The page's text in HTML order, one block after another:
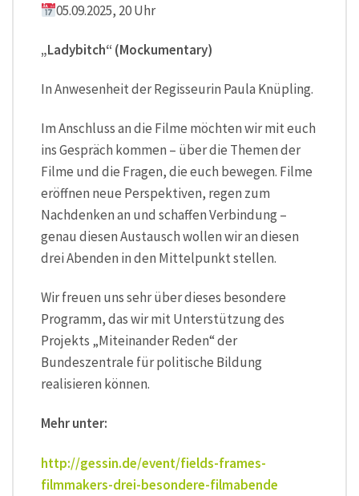
05.09.2025, 20 Uhr
„Ladybitch“ (Mockumentary)
In Anwesenheit der Regisseurin Paula Knüpling.
Im Anschluss an die Filme möchten wir mit euch
ins Gespräch kommen – über die Themen der
Filme und die Fragen, die euch bewegen. Filme
eröffnen neue Perspektiven, regen zum
Nachdenken an und schaffen Verbindung –
genau diesen Austausch wollen wir an diesen
drei Abenden in den Mittelpunkt stellen.
Wir freuen uns sehr über dieses besondere
Programm, das wir mit Unterstützung des
Projekts „Miteinander Reden“ der
Bundeszentrale für politische Bildung
realisieren können.
Mehr unter:
http://gessin.de/event/fields-frames-
filmmakers-drei-besondere-filmabende